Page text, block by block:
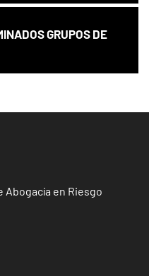
GRUPOS DE
en Riesgo